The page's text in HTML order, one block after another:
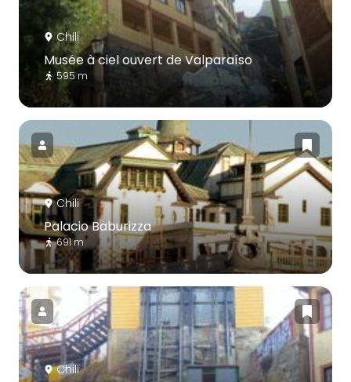
Chili
Musée à ciel ouvert de Valparaíso
595 m
Chili
Palacio Baburizza
691 m
Chili